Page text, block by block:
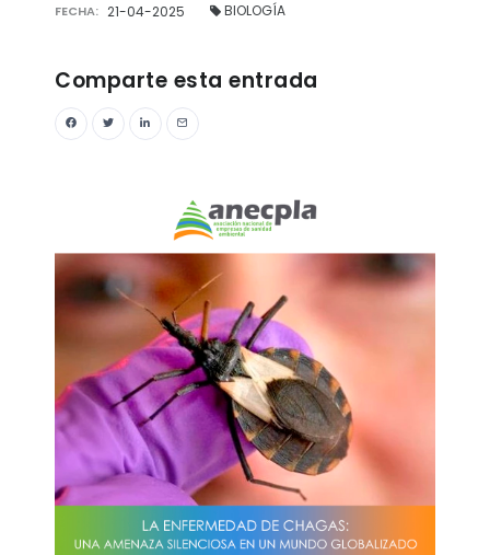
FECHA: 21-04-2025 BIOLOGÍA
Comparte esta entrada